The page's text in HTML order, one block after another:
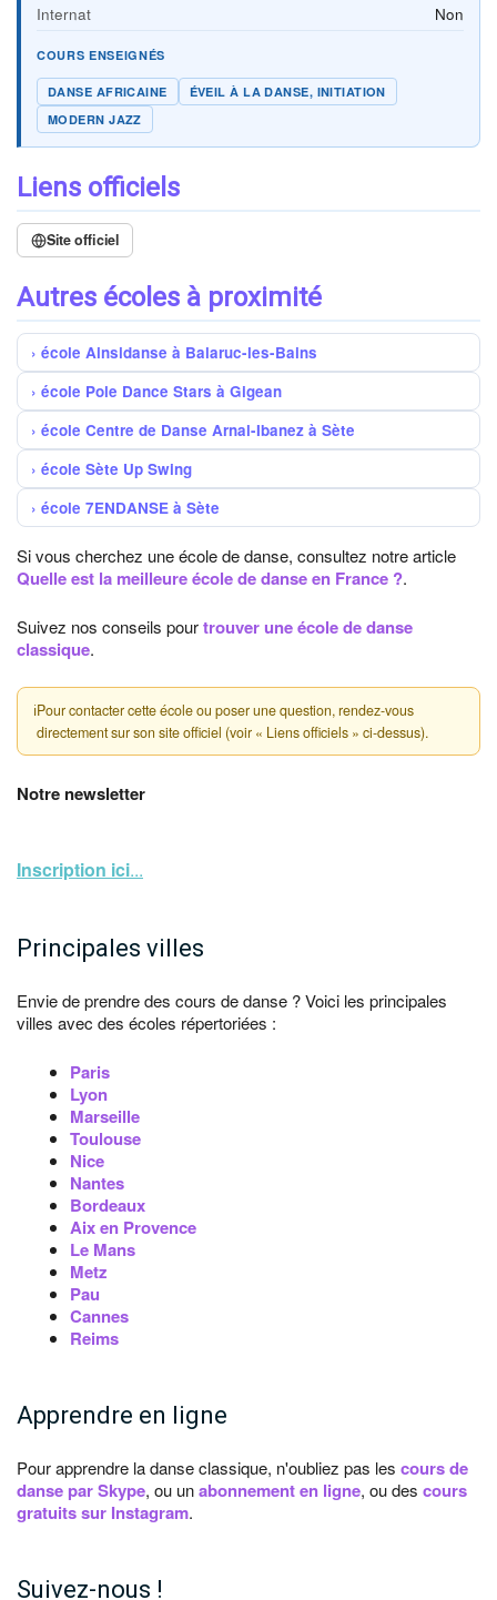
Internat
Non
COURS ENSEIGNÉS
DANSE AFRICAINE
ÉVEIL À LA DANSE, INITIATION
MODERN JAZZ
Liens officiels
Site officiel
Autres écoles à proximité
école Ainsidanse à Balaruc-les-Bains
école Pole Dance Stars à Gigean
école Centre de Danse Arnal-Ibanez à Sète
école Sète Up Swing
école 7ENDANSE à Sète
Si vous cherchez une école de danse, consultez notre article
Quelle est la meilleure école de danse en France ?.
Suivez nos conseils pourtrouver une école de danse
classique.
ℹPour contacter cette école ou poser une question, rendez-vous
directement sur son site officiel (voir « Liens officiels » ci-dessus).
Notre newsletter
Inscription ici...
Principales villes
Envie de prendre des cours de danse ? Voici les principales
villes avec des écoles répertoriées :
Paris
Lyon
Marseille
Toulouse
Nice
Nantes
Bordeaux
Aix en Provence
Le Mans
Metz
Pau
Cannes
Reims
Apprendre en ligne
Pour apprendre la danse classique, n'oubliez pas les cours de
danse par Skype, ou unabonnement en ligne, ou des cours
gratuits sur Instagram.
Suivez-nous !